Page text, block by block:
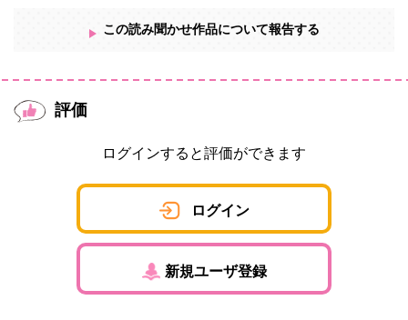
この読み聞かせ作品について報告する
評価
ログインすると評価ができます
ログイン
新規ユーザ登録